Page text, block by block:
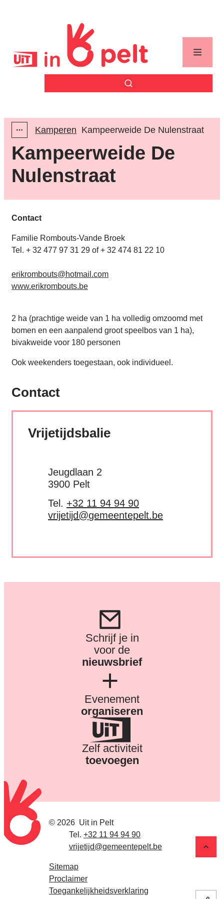
Zoek tonen / verbergen
Menu
Toon alle broodkruimel items
Kamperen Kampeerweide De Nulenstraat
Kampeerweide De
Nulenstraat
Contact
Familie Rombouts-Vande Broek
Tel. + 32 477 97 31 29 of + 32 474 81 22 10
erikrombouts@hotmail.com
www.erikrombouts.be
2 ha (prachtige weide van 1 ha volledig omzoomd met
bomen en een aanpalend groot speelbos van 1 ha),
bivakweide voor 180 personen
Ook weekenders toegestaan, ook individueel.
Contact
Vrijetijdsbalie
AdresJeugdlaan 2
,3900 Pelt
+32 11 94 94 90
E-mailvrijetijd@gemeentepelt.be
Schrijf je in
voor de
nieuwsbrief
Evenement
organiseren
Zelf activiteit
toevoegen
© 2026 Uit in Pelt
+32 11 94 94 90
E-mail
vrijetijd@gemeentepelt.be
Sitemap
Proclaimer
Toegankelijkheidsverklaring